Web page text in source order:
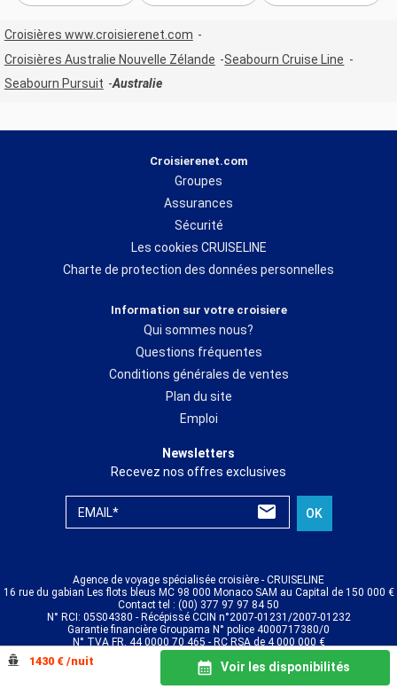
1430 € /nuit Voir les disponibilités
Croisières www.croisierenet.com
Croisières Australie Nouvelle Zélande
Seabourn Cruise Line
Seabourn Pursuit
Australie
Croisierenet.com
Groupes
Assurances
Sécurité
Les cookies CRUISELINE
Charte de protection des données personnelles
Information sur votre croisiere
Qui sommes nous?
Questions fréquentes
Conditions générales de ventes
Plan du site
Emploi
Newsletters
Recevez nos offres exclusives
EMAIL* OK
Agence de voyage spécialisée croisière - CRUISELINE
16 rue du gabian Les flots bleus MC 98 000 Monaco SAM au Capital de 150 000 €
Contact tel : (00) 377 97 97 84 50
N° RCI: 05S04380 - Récépissé CCIN n°2007-01231/2007-01232
Garantie financière Groupama N° police 4000717380/0
N° TVA FR. 44 0000 70 465 - RC RSA de 4 000 000 €
© CRUISELINE 2026 - all rights reserved